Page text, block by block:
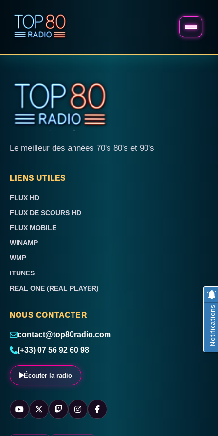
Le meilleur des années 70's 80's et 90's
LIENS UTILES
FLUX HD
FLUX DE SCOURS HD
FLUX MOBILE
WINAMP
WMP
ITUNES
REAL ONE (REAL PLAYER)
NOUS CONTACTER
contact@top80radio.com
(+33) 07 56 92 60 98
Écouter la radio
Notifications